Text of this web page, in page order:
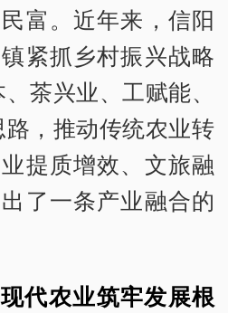
富。近年来，信阳
紧抓乡村振兴战略
茶兴业、工赋能、
，推动传统农业转
提质增效、文旅融
了一条产业融合的
代农业筑牢发展根